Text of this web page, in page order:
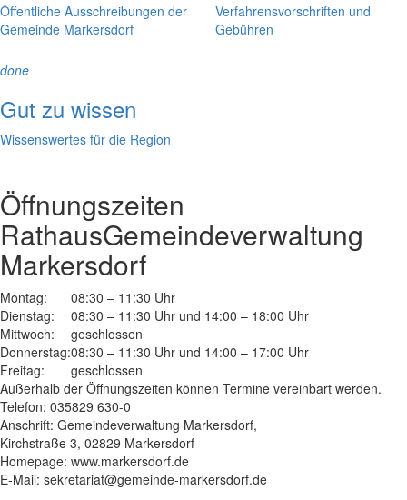
Öffentliche Ausschreibungen der
Gemeinde Markersdorf
Verfahrensvorschriften und
Gebühren
done
Gut zu wissen
Wissenswertes für die Region
Öffnungszeiten
RathausGemeindeverwaltung
Markersdorf
Montag:
08:30 – 11:30 Uhr
Dienstag:
08:30 – 11:30 Uhr und 14:00 – 18:00 Uhr
Mittwoch:
geschlossen
Donnerstag:08:30 – 11:30 Uhr und 14:00 – 17:00 Uhr
Freitag:
geschlossen
Außerhalb der Öffnungszeiten können Termine vereinbart werden.
Telefon: 035829 630-0
Anschrift: Gemeindeverwaltung Markersdorf,
Kirchstraße 3, 02829 Markersdorf
Homepage: www.markersdorf.de
E-Mail: sekretariat@gemeinde-markersdorf.de